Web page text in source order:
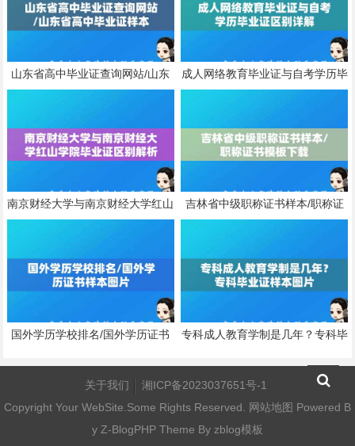
山东省高中毕业证查询网站/山东
省高中毕业证样本
成人网络教育毕业证与自考学历毕
业证区别详解
南京财经大学与南京财经大学红山
学院毕业证区别解析
吉林省中级职称证书样本/职称证
书模板下载
国外学历学校排名/国外学历证书
专科成人教育学制是几年？专科毕
关于我们
湘ICP备2023037651号-1
Copyright Your WebSite.Some Rights Reserved. 网站地图 Powered B
y Z-BlogPHPTheme By zblog模板